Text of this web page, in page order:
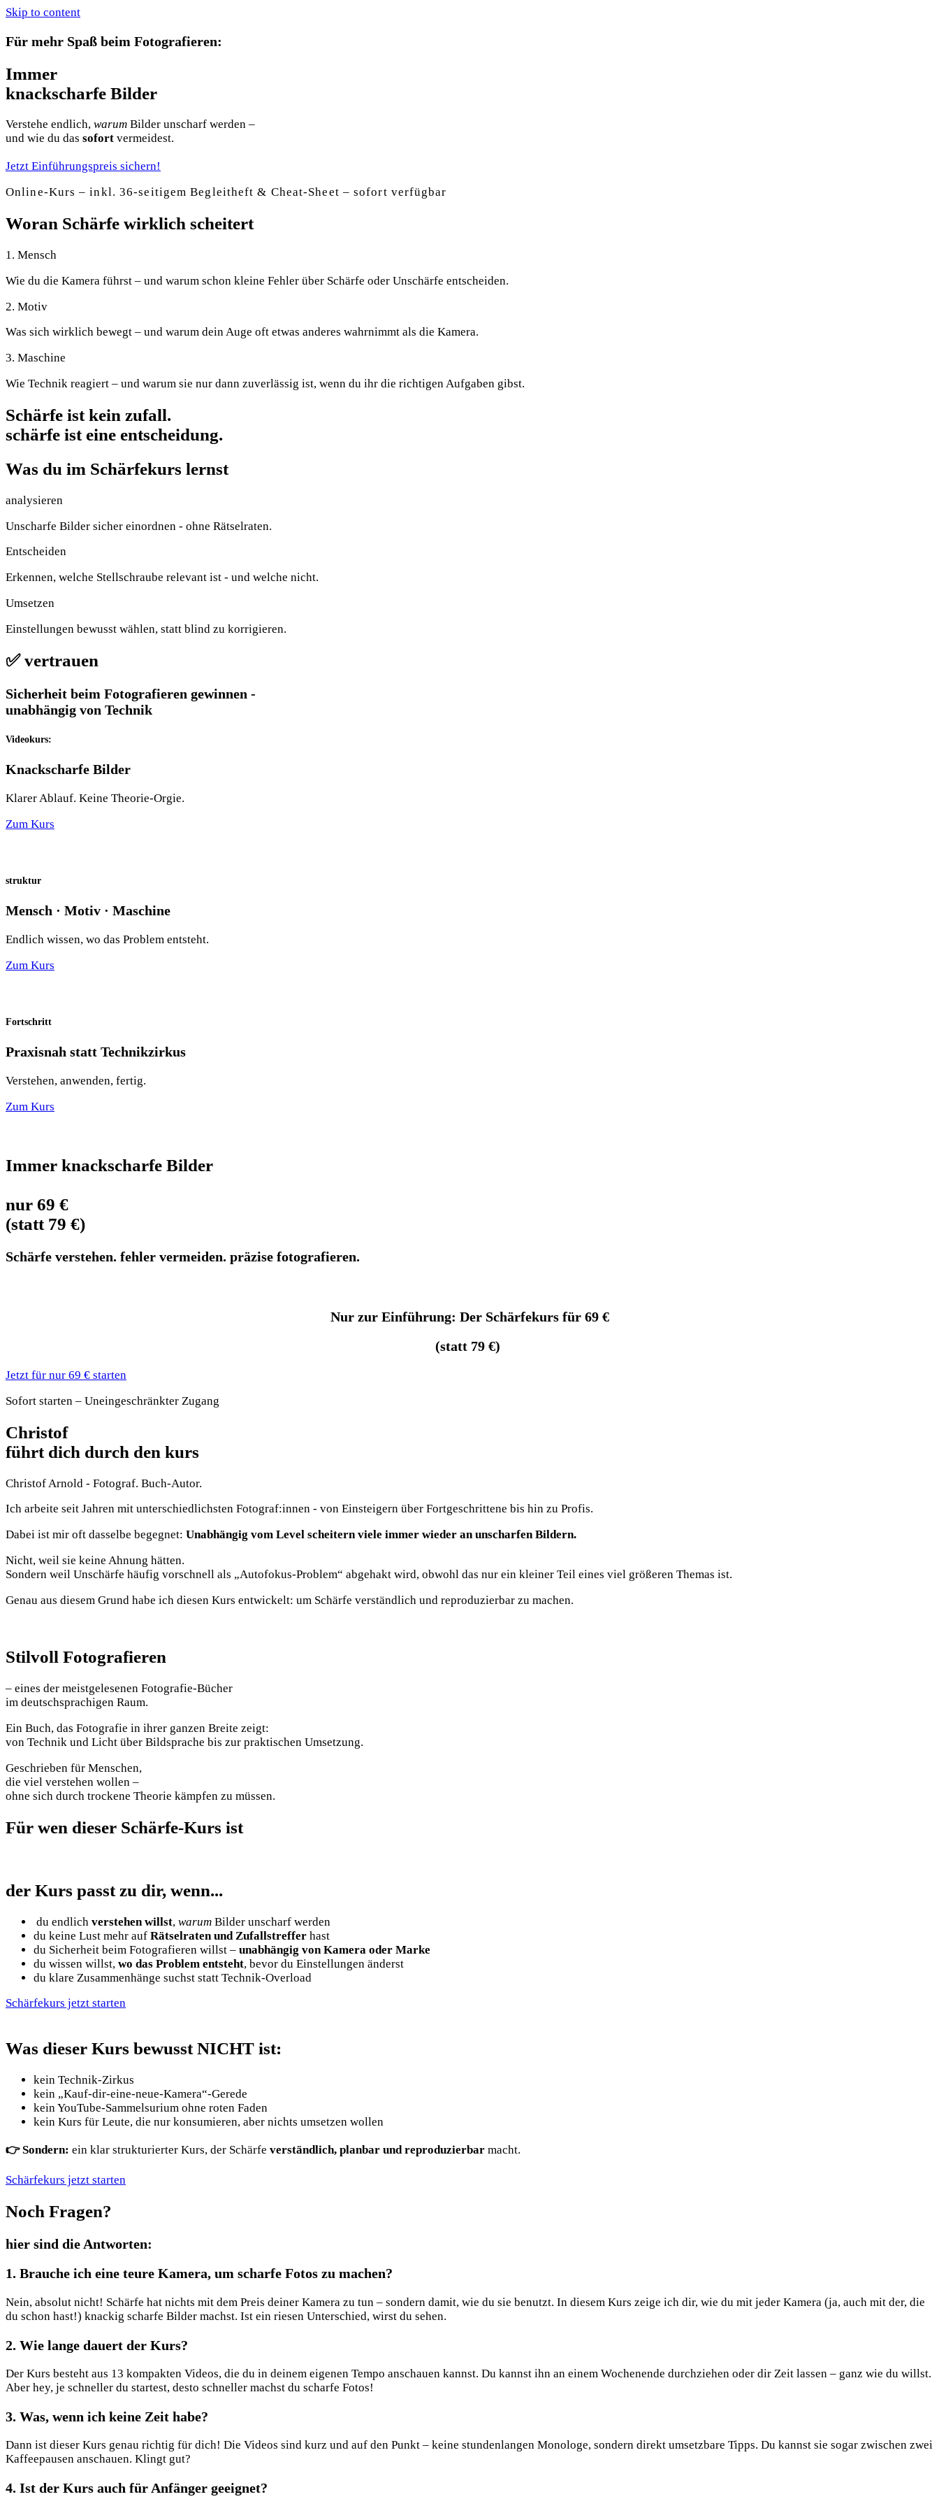
Skip to content
Für mehr Spaß beim Fotografieren:
Immer
knackscharfe Bilder
Verstehe endlich, warum Bilder unscharf werden –
und wie du das sofort vermeidest.
Jetzt Einführungspreis sichern!
Online-Kurs – inkl. 36-seitigem Begleitheft & Cheat-Sheet – sofort verfügbar
Woran Schärfe wirklich scheitert
1. Mensch
Wie du die Kamera führst – und warum schon kleine Fehler über Schärfe oder Unschärfe entscheiden.
2. Motiv
Was sich wirklich bewegt – und warum dein Auge oft etwas anderes wahrnimmt als die Kamera.
3. Maschine
Wie Technik reagiert – und warum sie nur dann zuverlässig ist, wenn du ihr die richtigen Aufgaben gibst.
Schärfe ist kein zufall.
schärfe ist eine entscheidung.
Was du im Schärfekurs lernst
analysieren
Unscharfe Bilder sicher einordnen - ohne Rätselraten.
Entscheiden
Erkennen, welche Stellschraube relevant ist - und welche nicht.
Umsetzen
Einstellungen bewusst wählen, statt blind zu korrigieren.
✅vertrauen
Sicherheit beim Fotografieren gewinnen -
unabhängig von Technik
Videokurs:
Knackscharfe Bilder
Klarer Ablauf. Keine Theorie-Orgie.
Zum Kurs
struktur
Mensch · Motiv · Maschine
Endlich wissen, wo das Problem entsteht.
Zum Kurs
Fortschritt
Praxisnah statt Technikzirkus
Verstehen, anwenden, fertig.
Zum Kurs
Immer knackscharfe Bilder
nur 69 €
(statt 79 €)
Schärfe verstehen. fehler vermeiden. präzise fotografieren.
Nur zur Einführung: Der Schärfekurs für 69 €
(statt 79 €)
Jetzt für nur 69 € starten
Sofort starten – Uneingeschränkter Zugang
Christof
führt dich durch den kurs
Christof Arnold - Fotograf. Buch-Autor.
Ich arbeite seit Jahren mit unterschiedlichsten Fotograf:innen - von Einsteigern über Fortgeschrittene bis hin zu Profis.
Dabei ist mir oft dasselbe begegnet: Unabhängig vom Level scheitern viele immer wieder an unscharfen Bildern.
Nicht, weil sie keine Ahnung hätten.
Sondern weil Unschärfe häufig vorschnell als „Autofokus-Problem“ abgehakt wird, obwohl das nur ein kleiner Teil eines viel größeren Themas ist.
Genau aus diesem Grund habe ich diesen Kurs entwickelt: um Schärfe verständlich und reproduzierbar zu machen.
Stilvoll Fotografieren
– eines der meistgelesenen Fotografie-Bücher
im deutschsprachigen Raum.
Ein Buch, das Fotografie in ihrer ganzen Breite zeigt:
von Technik und Licht über Bildsprache bis zur praktischen Umsetzung.
Geschrieben für Menschen,
die viel verstehen wollen –
ohne sich durch trockene Theorie kämpfen zu müssen.
Für wen dieser Schärfe-Kurs ist
der Kurs passt zu dir, wenn...
du endlich verstehen willst, warum Bilder unscharf werden
du keine Lust mehr auf Rätselraten und Zufallstreffer hast
du Sicherheit beim Fotografieren willst – unabhängig von Kamera oder Marke
du wissen willst, wo das Problem entsteht, bevor du Einstellungen änderst
du klare Zusammenhänge suchst statt Technik-Overload
Schärfekurs jetzt starten
Was dieser Kurs bewusst NICHT ist:
kein Technik-Zirkus
kein „Kauf-dir-eine-neue-Kamera“-Gerede
kein YouTube-Sammelsurium ohne roten Faden
kein Kurs für Leute, die nur konsumieren, aber nichts umsetzen wollen
👉 Sondern: ein klar strukturierter Kurs, der Schärfe verständlich, planbar und reproduzierbar macht.
Schärfekurs jetzt starten
Noch Fragen?
hier sind die Antworten:
1. Brauche ich eine teure Kamera, um scharfe Fotos zu machen?
Nein, absolut nicht! Schärfe hat nichts mit dem Preis deiner Kamera zu tun – sondern damit, wie du sie benutzt. In diesem Kurs zeige ich dir, wie du mit jeder Kamera (ja, auch mit der, die
du schon hast!) knackig scharfe Bilder machst. Ist ein riesen Unterschied, wirst du sehen.
2. Wie lange dauert der Kurs?
Der Kurs besteht aus 13 kompakten Videos, die du in deinem eigenen Tempo anschauen kannst. Du kannst ihn an einem Wochenende durchziehen oder dir Zeit lassen – ganz wie du willst.
Aber hey, je schneller du startest, desto schneller machst du scharfe Fotos!
3. Was, wenn ich keine Zeit habe?
Dann ist dieser Kurs genau richtig für dich! Die Videos sind kurz und auf den Punkt – keine stundenlangen Monologe, sondern direkt umsetzbare Tipps. Du kannst sie sogar zwischen zwei
Kaffeepausen anschauen. Klingt gut?
4. Ist der Kurs auch für Anfänger geeignet?